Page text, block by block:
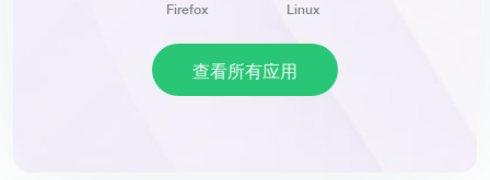
Firefox Linux
查看所有应用